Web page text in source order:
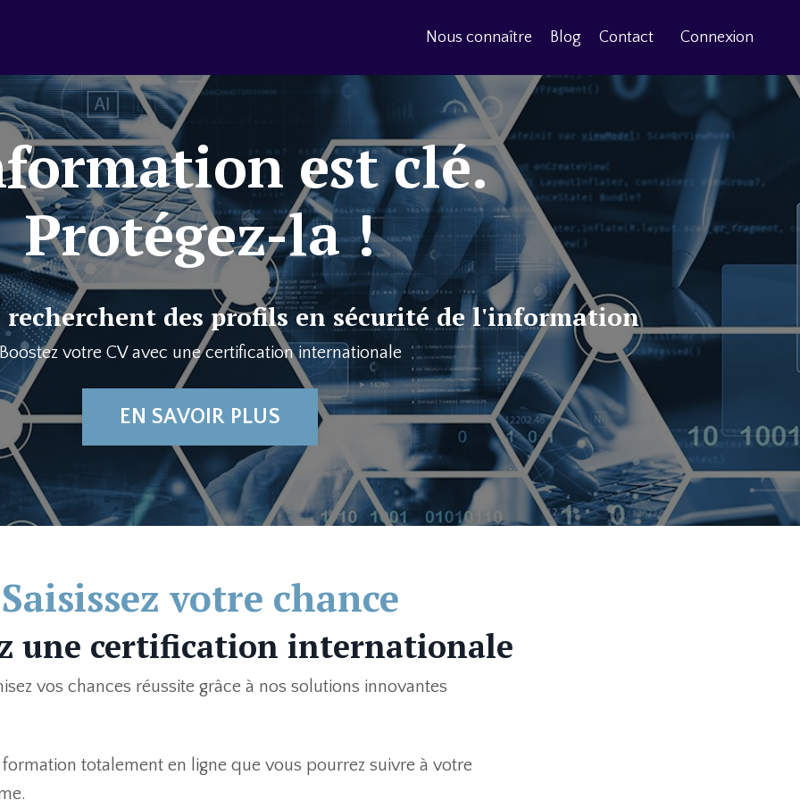
Nous connaître Blog Contact Connexion
est clé.
Protégez-la !
recherchent des profils en sécurité de l'information
votre CV avec une certification internationale
EN SAVOIR PLUS
Saisissez votre chance
une certification internationale
vos chances réussite grâce à nos solutions innovantes
totalement en ligne que vous pourrez suivre à votre